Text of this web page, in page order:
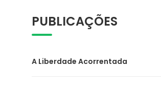
PUBLICAÇÕES
A Liberdade Acorrentada